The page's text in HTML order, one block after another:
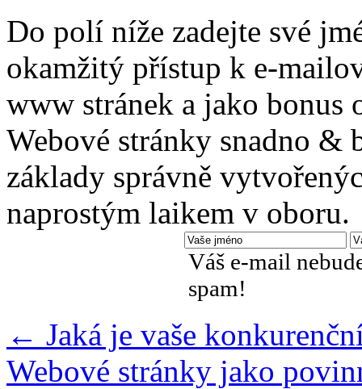
Do polí níže zadejte své
okamžitý přístup k e-
www stránek a jako
Webové stránky snadno &
základy správně
naprostým laikem v oboru.
Váš e-mail
spam!
← Jaká je vaše
Webové stránky jako